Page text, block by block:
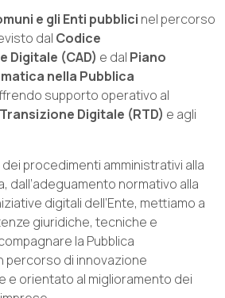
e gli Enti pubblici nel percorso
dal Codice
Digitale (CAD) e dal Piano
nella Pubblica
supporto operativo al
Digitale (RTD) e agli
procedimenti amministrativi alla
dall’adeguamento normativo alla
digitali dell’Ente, mettiamo a
giuridiche, tecniche e
la Pubblica
percorso di innovazione
e orientato al miglioramento dei